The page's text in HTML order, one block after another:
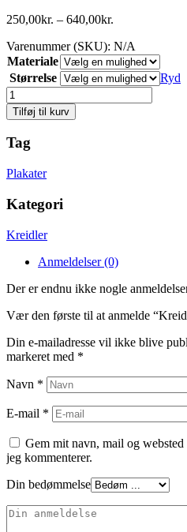
250,00kr. – 640,00kr.
Varenummer (SKU): N/A
Materiale
Størrelse
Ryd
Antal
Tilføj til kurv
Tag
Plakater
Kategori
Kreidler
Anmeldelser (0)
Der er endnu ikke nogle
Vær den første til at anmelde
Din e-mailadresse vil ikke blive
markeret med *
Navn *
E-mail *
Gem mit navn, mail og
jeg kommenterer.
Din bedømmelse